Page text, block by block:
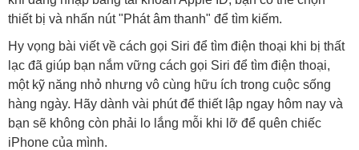
thiết bị và nhấn nút "Phát âm thanh" để tìm kiếm.
Hy vọng bài viết về cách gọi Siri để tìm điện thoại khi bị thất
lạc đã giúp bạn nắm vững cách gọi Siri để tìm điện thoại,
một kỹ năng nhỏ nhưng vô cùng hữu ích trong cuộc sống
hàng ngày. Hãy dành vài phút để thiết lập ngay hôm nay và
bạn sẽ không còn phải lo lắng mỗi khi lỡ để quên chiếc
iPhone của mình.